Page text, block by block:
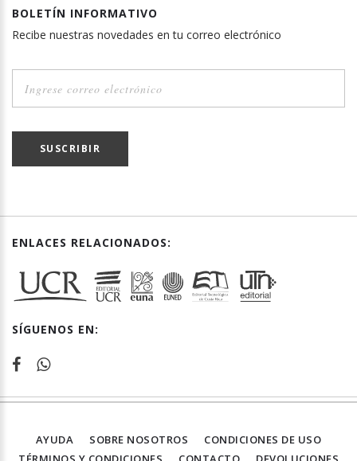
BOLETÍN INFORMATIVO
Recibe nuestras novedades en tu correo electrónico
SUSCRIBIR
ENLACES RELACIONADOS:
SÍGUENOS EN:
AYUDA SOBRE NOSOTROS
CONDICIONES DE USO